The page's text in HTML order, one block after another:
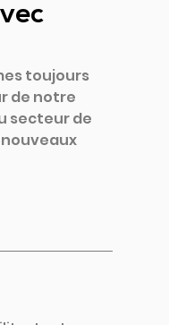
toujours
de notre
secteur de